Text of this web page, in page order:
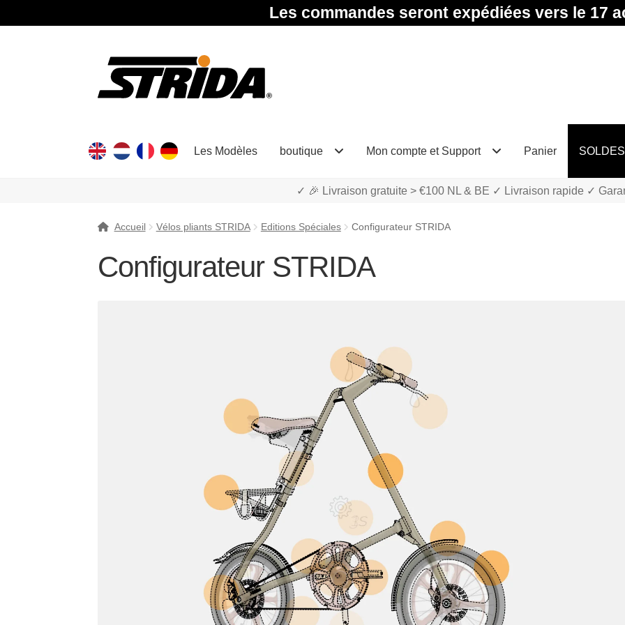
Les commandes seront expédiées vers le 17
Aller
la
Aller
contenu
Les Modèles boutique Mon compte et Support Panier SOLDES
✓ 🎉 Livraison gratuite > €100 NL & BE ✓ Livraison rapide ✓
Accueil Vélos pliants STRIDA Editions Spéciales Configurateur STRIDA
Configurateur STRIDA